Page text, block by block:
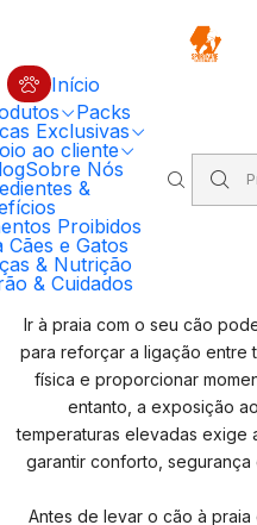
Início
Packs
Exclusivas
ao cliente
Sobre Nós
&
Proibidos
Cães e Gatos
& Nutrição
& Cuidados
🔥 5% DESCONTO EM
PRIMORDIAL PARA CÃOCódigo:
Início
Praia
Praia com Cães – Guia
Ir à praia com o seu cão
para reforçar a ligação entre
física e proporcionar
entanto, a exposição
temperaturas elevadas exige
garantir conforto,
Antes de levar o cão à